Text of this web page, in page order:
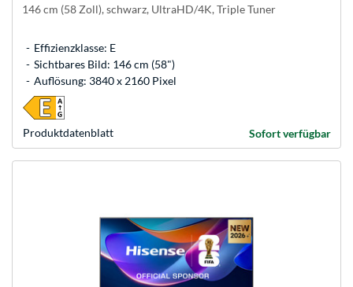
146 cm (58 Zoll), schwarz, UltraHD/4K, Triple Tuner
Effizienzklasse: E
Sichtbares Bild: 146 cm (58")
Auflösung: 3840 x 2160 Pixel
Produkt­datenblatt Sofort verfügbar